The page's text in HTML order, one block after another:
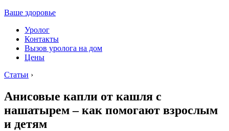
Ваше здоровье
Уролог
Контакты
Вызов уролога на дом
Цены
Статьи ›
Анисовые капли от кашля с
нашатырем – как помогают взрослым
и детям